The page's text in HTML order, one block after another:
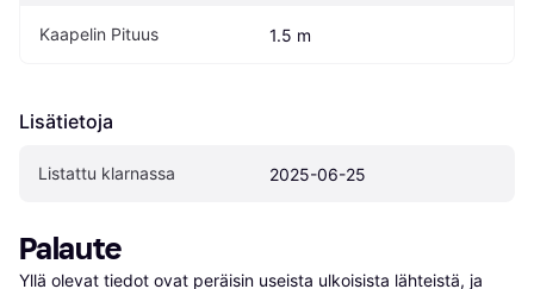
Kaapelin Pituus 1.5 m
Lisätietoja
Listattu klarnassa 2025-06-25
Palaute
Yllä olevat tiedot ovat peräisin useista ulkoisista lähteistä, ja